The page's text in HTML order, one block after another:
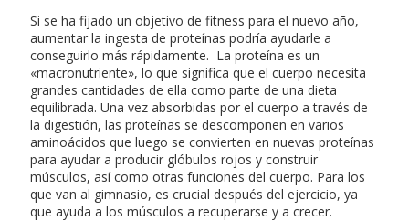
Si se ha fijado un objetivo de fitness para el nuevo año,
aumentar la ingesta de proteínas podría ayudarle a
conseguirlo más rápidamente. La proteína es un
«macronutriente», lo que significa que el cuerpo necesita
grandes cantidades de ella como parte de una dieta
equilibrada. Una vez absorbidas por el cuerpo a través de
la digestión, las proteínas se descomponen en varios
aminoácidos que luego se convierten en nuevas proteínas
para ayudar a producir glóbulos rojos y construir
músculos, así como otras funciones del cuerpo. Para los
que van al gimnasio, es crucial después del ejercicio, ya
que ayuda a los músculos a recuperarse y a crecer.